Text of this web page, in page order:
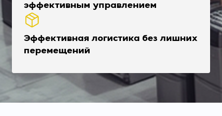
эффективным управлением
Эффективная логистика без лишних
перемещений